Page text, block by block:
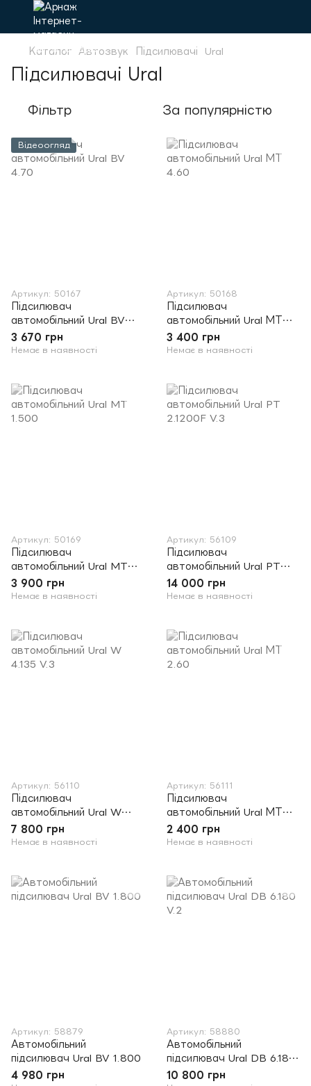
Каталог Автозвук Підсилювачі Ural
Підсилювачі Ural
Фільтр За популярністю
Відеоогляд
Артикул: 50167
Підсилювач
автомобільний Ural BV
4.70
3 670 грн
Немає в наявності
Артикул: 50168
Підсилювач
автомобільний Ural МТ
4.60
3 400 грн
Немає в наявності
Артикул: 50169
Підсилювач
автомобільний Ural MT
1.500
3 900 грн
Немає в наявності
Артикул: 56109
Підсилювач
автомобільний Ural PT
2.1200F V.3
14 000 грн
Немає в наявності
Артикул: 56110
Підсилювач
автомобільний Ural W
4.135 V.3
7 800 грн
Немає в наявності
Артикул: 56111
Підсилювач
автомобільний Ural МТ
2.60
2 400 грн
Немає в наявності
Артикул: 58879
Автомобільний
підсилювач Ural BV 1.800
4 980 грн
Артикул: 58880
Автомобільний
підсилювач Ural DB 6.180
V.2
10 800 грн